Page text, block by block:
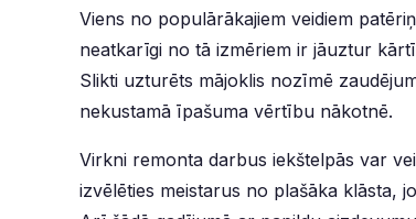
Viens no populārākajiem veidiem
neatkarīgi no tā izmēriem ir jāuztur
Slikti uzturēts mājoklis nozīmē
nekustamā īpašuma vērtību nākotnē.
Virkni remonta darbus iekštelpās var
izvēlēties meistarus no plašāka klāsta,